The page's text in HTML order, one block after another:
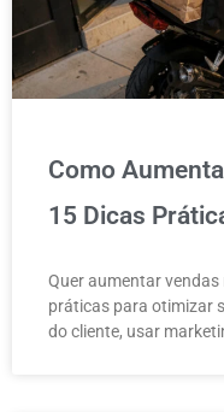
Como
15 Dicas
Quer aumentar
práticas para otimizar
do cliente, usar